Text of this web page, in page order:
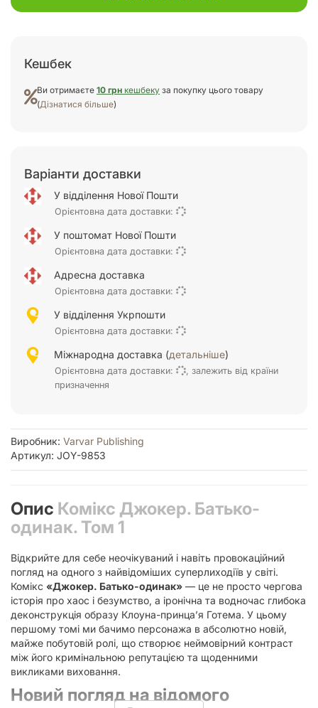
Кешбек
Ви отримаєте 10 грн кешбеку за покупку цього товару
(Дізнатися більше)
Варіанти доставки
У відділення Нової Пошти
Орієнтовна дата доставки:
У поштомат Нової Пошти
Орієнтовна дата доставки:
Адресна доставка
Орієнтовна дата доставки:
У відділення Укрпошти
Орієнтовна дата доставки:
Міжнародна доставка (детальніше)
Орієнтовна дата доставки:
, залежить від країни
призначення
Виробник: Varvar Publishing
Артикул: JOY-9853
Опис Комікс Джокер. Батько-
одинак. Том 1
Відкрийте для себе неочікуваний і навіть провокаційний
погляд на одного з найвідоміших суперлиходіїв у світі.
Комікс «Джокер. Батько-одинак» — це не просто чергова
історія про хаос і безумство, а іронічна та водночас глибока
деконструкція образу Клоуна-принца’я Готема. У цьому
першому томі ми бачимо персонажа в абсолютно новій,
майже побутовій ролі, що створює неймовірний контраст
між його кримінальною репутацією та щоденними
викликами виховання.
Новий погляд на відомого